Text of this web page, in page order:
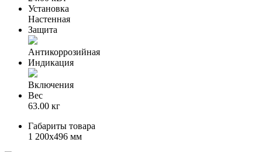
Установка
Настенная
Защита
Антикоррозийная
Индикация
Включения
Вес
63.00 кг
Габариты товара
1 200x496 мм